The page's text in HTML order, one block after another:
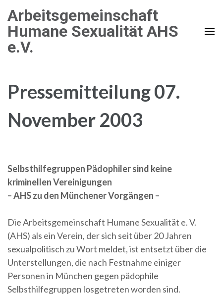
Inhalt
springen
(Enter
Arbeitsgemeinschaft
Humane Sexualität AHS
e.V.
Pressemitteilung 07.
November 2003
Selbsthilfegruppen Pädophiler sind keine
kriminellen Vereinigungen
– AHS zu den Münchener Vorgängen –
Die Arbeitsgemeinschaft Humane Sexualität e. V.
(AHS) als ein Verein, der sich seit über 20 Jahren
sexualpolitisch zu Wort meldet, ist entsetzt über die
Unterstellungen, die nach Festnahme einiger
Personen in München gegen pädophile
Selbsthilfegruppen losgetreten worden sind.